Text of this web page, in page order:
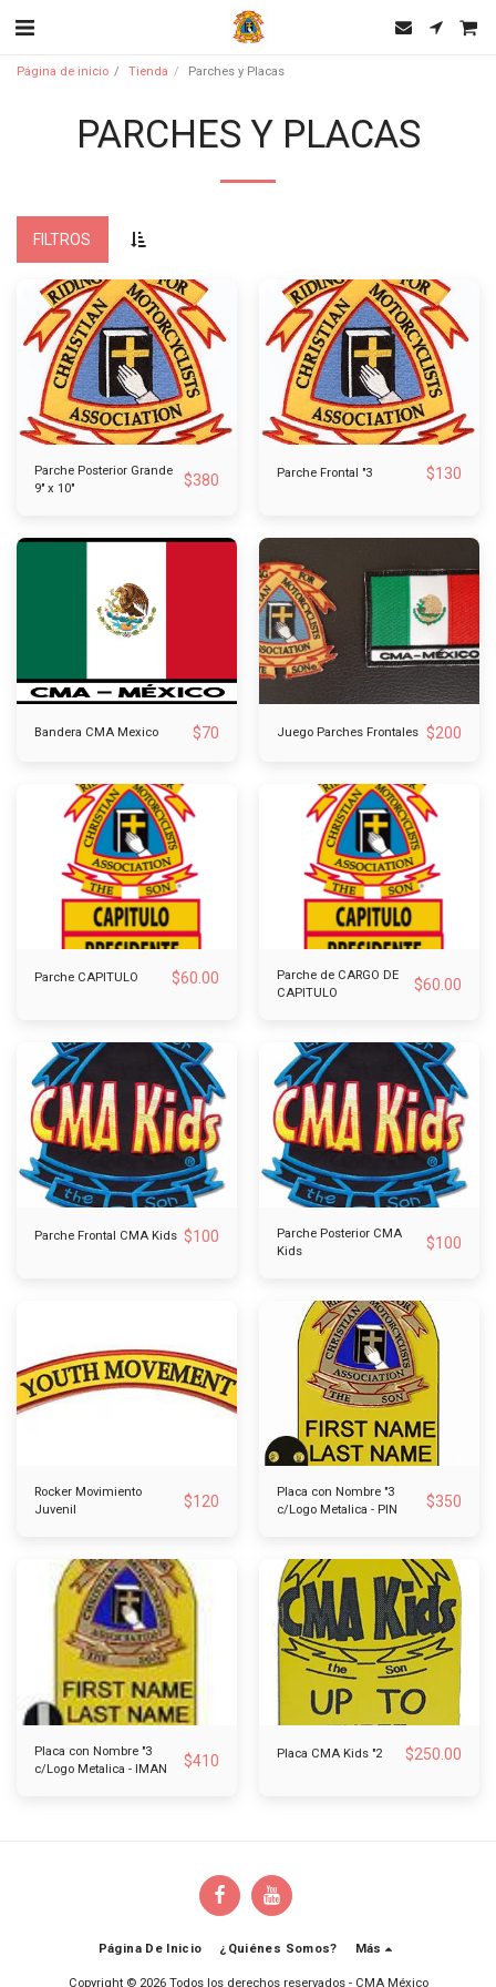
Página de inicio Tienda Parches y Placas
PARCHES Y PLACAS
FILTROS
Parche Posterior Grande
9" x 10"
$380 Parche Frontal "3 $130
Bandera CMA Mexico $70 Juego Parches Frontales $200
Parche CAPITULO $60.00
Parche de CARGO DE
CAPITULO
$60.00
Parche Frontal CMA Kids $100
Parche Posterior CMA
Kids
$100
Rocker Movimiento
Juvenil
$120
Placa con Nombre "3
c/Logo Metalica - PIN
$350
Placa con Nombre "3
c/Logo Metalica - IMAN
$410 Placa CMA Kids "2 $250.00
Página De Inicio ¿Quiénes Somos? Más
Copyright © 2026 Todos los derechos reservados - CMA México